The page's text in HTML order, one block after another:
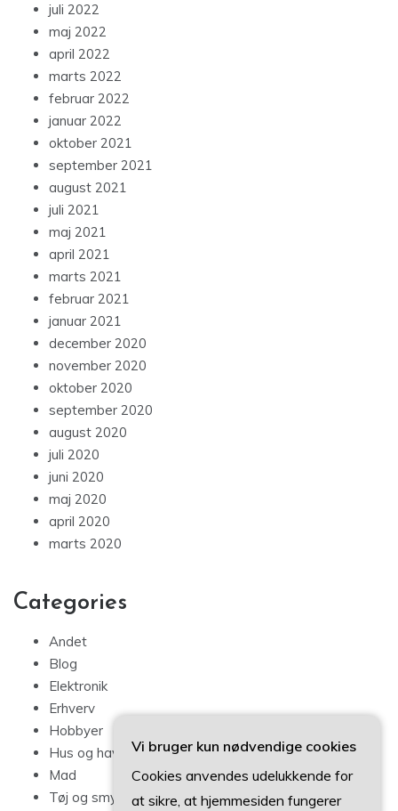
juli 2022
maj 2022
april 2022
marts 2022
februar 2022
januar 2022
oktober 2021
september 2021
august 2021
juli 2021
maj 2021
april 2021
marts 2021
februar 2021
januar 2021
december 2020
november 2020
oktober 2020
september 2020
august 2020
juli 2020
juni 2020
maj 2020
april 2020
marts 2020
Categories
Andet
Blog
Elektronik
Erhverv
Hobbyer
Hus og have
Mad
Tøj og smykker
Vi bruger kun nødvendige cookies
Cookies anvendes udelukkende for
at sikre, at hjemmesiden fungerer